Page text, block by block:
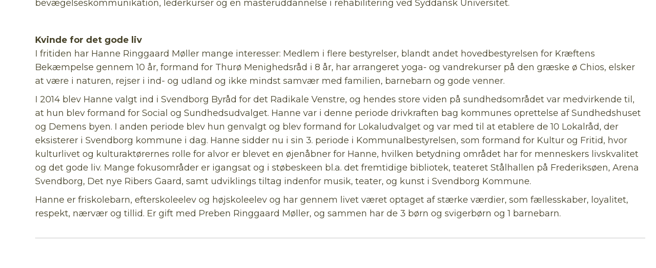
bevægelseskommunikation, lederkurser og en masteruddannelse i rehabilitering ved Syddansk Universitet.
Kvinde for det gode liv
I fritiden har Hanne Ringgaard Møller mange interesser: Medlem i flere bestyrelser, blandt andet hovedbestyrelsen for Kræftens
Bekæmpelse gennem 10 år, formand for Thurø Menighedsråd i 8 år, har arrangeret yoga- og vandrekurser på den græske ø Chios, elsker
at være i naturen, rejser i ind- og udland og ikke mindst samvær med familien, barnebarn og gode venner.
I 2014 blev Hanne valgt ind i Svendborg Byråd for det Radikale Venstre, og hendes store viden på sundhedsområdet var medvirkende til,
at hun blev formand for Social og Sundhedsudvalget. Hanne var i denne periode drivkraften bag kommunes oprettelse af Sundhedshuset
og Demens byen. I anden periode blev hun genvalgt og blev formand for Lokaludvalget og var med til at etablere de 10 Lokalråd, der
eksisterer i Svendborg kommune i dag. Hanne sidder nu i sin 3. periode i Kommunalbestyrelsen, som formand for Kultur og Fritid, hvor
kulturlivet og kulturaktørernes rolle for alvor er blevet en øjenåbner for Hanne, hvilken betydning området har for menneskers livskvalitet
og det gode liv. Mange fokusområder er igangsat og i støbeskeen bl.a. det fremtidige bibliotek, teateret Stålhallen på Frederiksøen, Arena
Svendborg, Det nye Ribers Gaard, samt udviklings tiltag indenfor musik, teater, og kunst i Svendborg Kommune.
Hanne er friskolebarn, efterskoleelev og højskoleelev og har gennem livet været optaget af stærke værdier, som fællesskaber, loyalitet,
respekt, nærvær og tillid. Er gift med Preben Ringgaard Møller, og sammen har de 3 børn og svigerbørn og 1 barnebarn.